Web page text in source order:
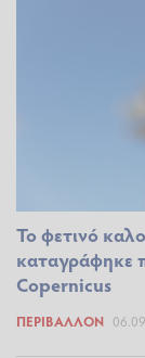
To φετινό
καταγράφηκε
Copernicus
ΠΕΡΙΒΆΛΛΟΝ